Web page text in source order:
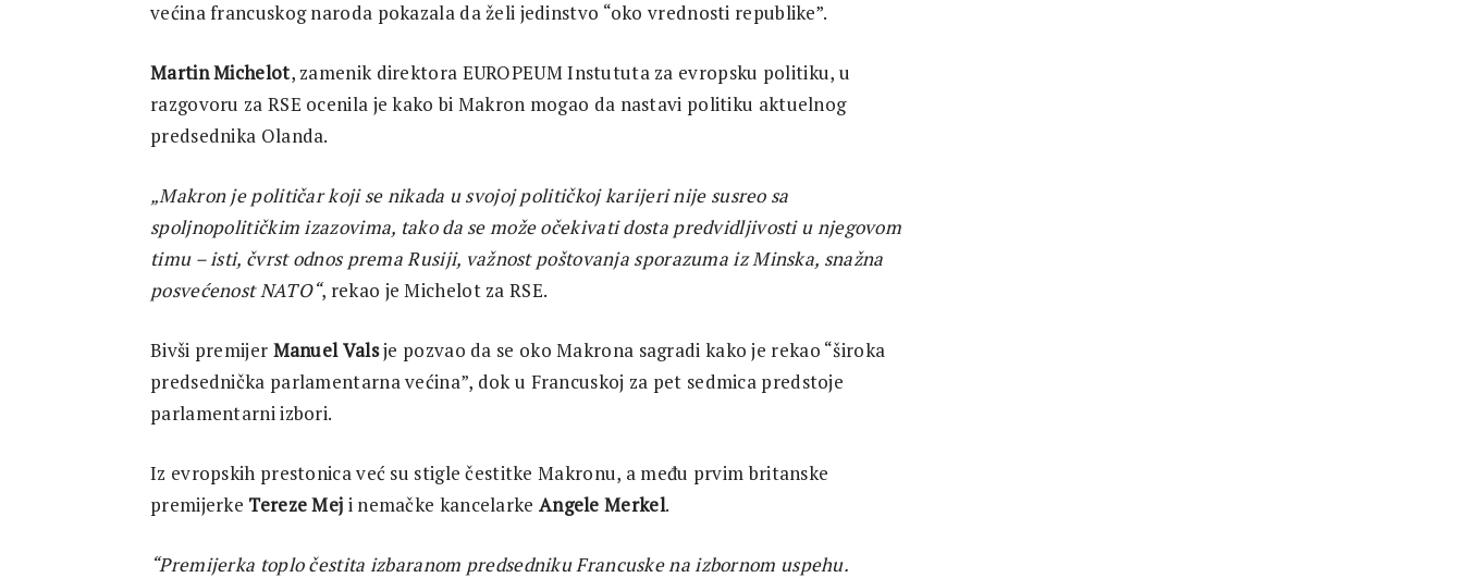
većina francuskog naroda pokazala da želi jedinstvo “oko vrednosti republike”.
Martin Michelot, zamenik direktora EUROPEUM Instututa za evropsku politiku, u
razgovoru za RSE ocenila je kako bi Makron mogao da nastavi politiku aktuelnog
predsednika Olanda.
„Makron je političar koji se nikada u svojoj političkoj karijeri nije susreo sa
spoljnopolitičkim izazovima, tako da se može očekivati dosta predvidljivosti u njegovom
timu – isti, čvrst odnos prema Rusiji, važnost poštovanja sporazuma iz Minska, snažna
posvećenost NATO“, rekao je Michelot za RSE.
Bivši premijer Manuel Valsje pozvao da se oko Makrona sagradi kako je rekao “široka
predsednička parlamentarna većina”, dok u Francuskoj za pet sedmica predstoje
parlamentarni izbori.
Iz evropskih prestonica već su stigle čestitke Makronu, a među prvim britanske
premijerke Tereze Mej i nemačke kancelarke Angele Merkel.
“Premijerka toplo čestita izbaranom predsedniku Francuske na izbornom uspehu.